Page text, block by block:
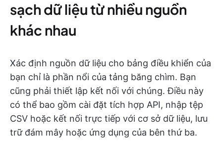
sạch dữ liệu từ nhiều nguồn
khác nhau
Xác định nguồn dữ liệu cho bảng điều khiển của
bạn chỉ là phần nổi của tảng băng chìm. Bạn
cũng phải thiết lập kết nối với chúng. Điều này
có thể bao gồm cài đặt tích hợp API, nhập tệp
CSV hoặc kết nối trực tiếp với cơ sở dữ liệu, lưu
trữ đám mây hoặc ứng dụng của bên thứ ba.